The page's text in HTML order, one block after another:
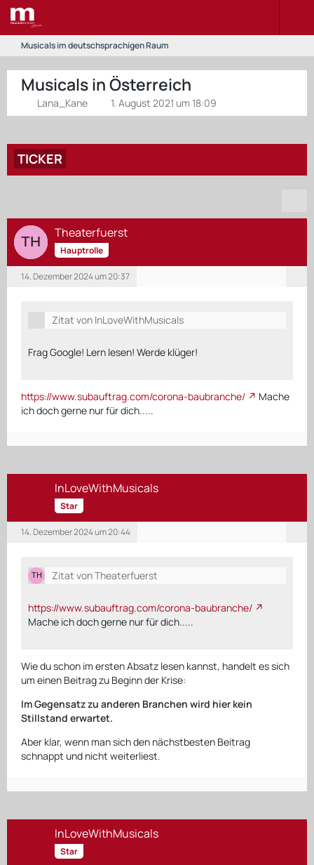
Musicals im deutschsprachigen Raum
Musicals in Österreich
Lana_Kane 1. August 2021 um 18:09
TICKER
Theaterfuerst
Hauptrolle
14. Dezember 2024 um 20:37
Zitat von InLoveWithMusicals
Frag Google! Lern lesen! Werde klüger!
https://www.subauftrag.com/corona-baubranche/
Mache
ich doch gerne nur für dich.....
InLoveWithMusicals
Star
14. Dezember 2024 um 20:44
Zitat von Theaterfuerst
https://www.subauftrag.com/corona-baubranche/
Mache ich doch gerne nur für dich.....
Wie du schon im ersten Absatz lesen kannst, handelt es sich
um einen Beitrag zu Beginn der Krise:
Im Gegensatz zu anderen Branchen wird hier kein
Stillstand erwartet.
Aber klar, wenn man sich den nächstbesten Beitrag
schnappt und nicht weiterliest.
InLoveWithMusicals
Star